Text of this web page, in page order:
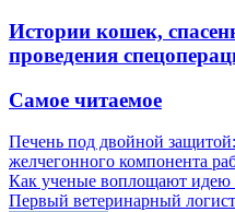
Истории кошек,
проведения
Самое читаемое
Печень под двойной
желчегонного компонента
Как ученые воплощают идею
Первый ветеринарный